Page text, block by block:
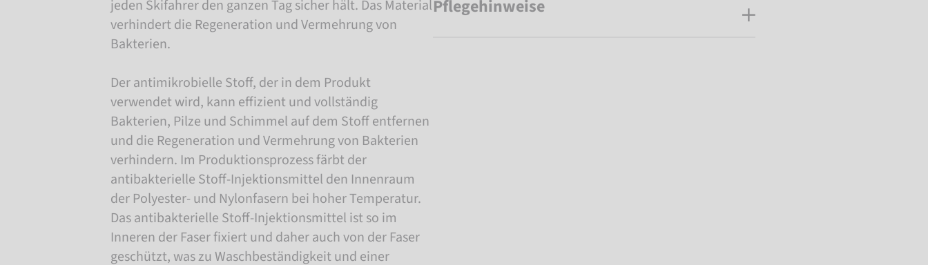
jeden Skifahrer den ganzen Tag sicher hält. Das Material
verhindert die Regeneration und Vermehrung von
Bakterien.
Der antimikrobielle Stoff, der in dem Produkt
verwendet wird, kann effizient und vollständig
Bakterien, Pilze und Schimmel auf dem Stoff entfernen
und die Regeneration und Vermehrung von Bakterien
verhindern. Im Produktionsprozess färbt der
antibakterielle Stoff-Injektionsmittel den Innenraum
der Polyester- und Nylonfasern bei hoher Temperatur.
Das antibakterielle Stoff-Injektionsmittel ist so im
Inneren der Faser fixiert und daher auch von der Faser
geschützt, was zu Waschbeständigkeit und einer
Pflegehinweise